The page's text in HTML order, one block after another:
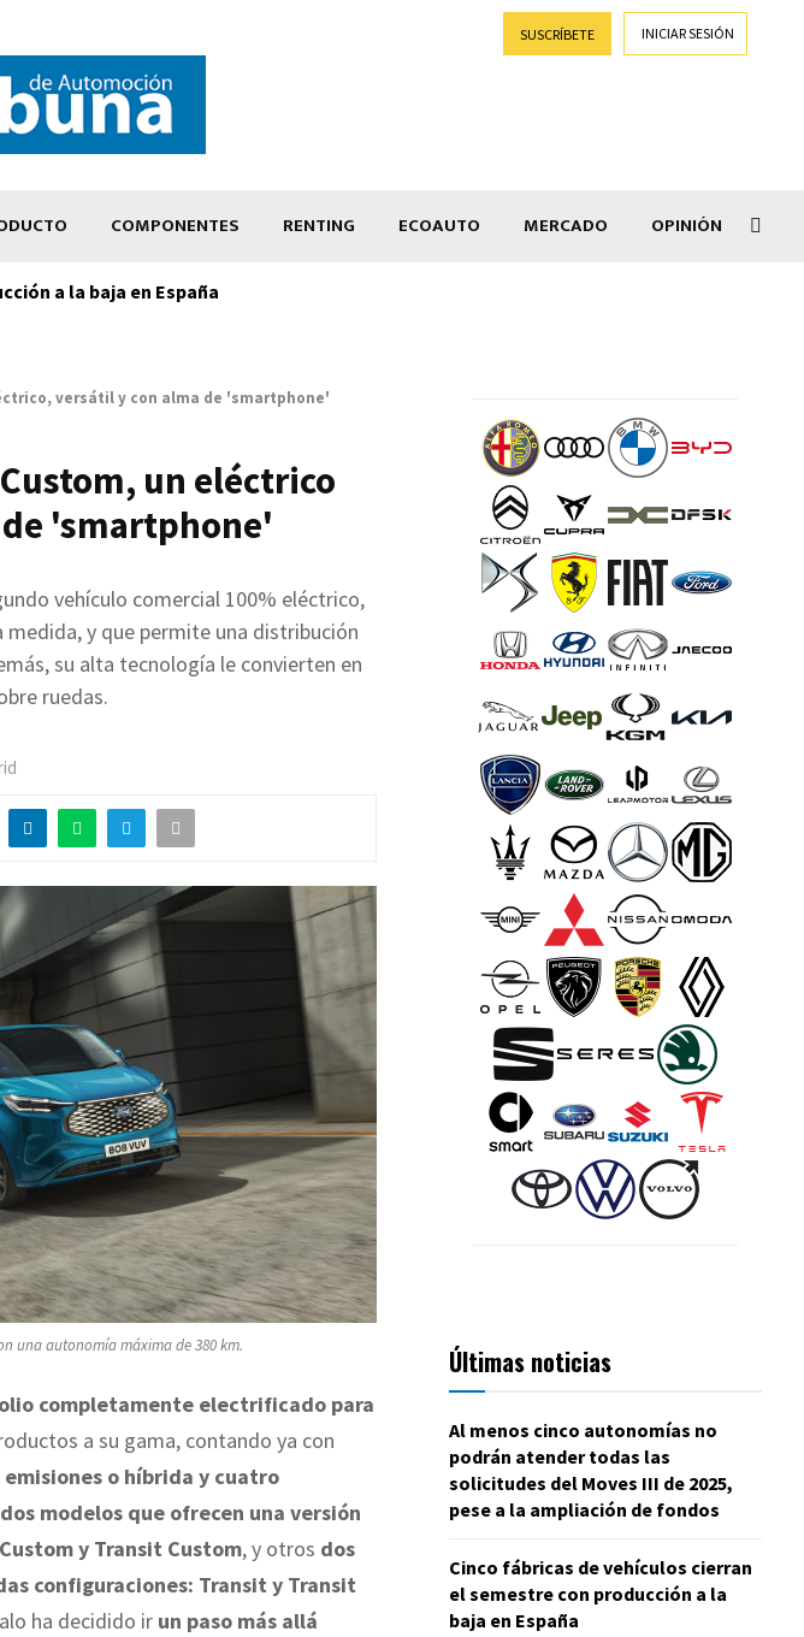
SUSCRÍBETE INICIAR SESIÓN
COMPONENTES RENTING ECOAUTO MERCADO OPINIÓN
a la baja en España
versátil y con alma de 'smartphone'
un eléctrico
'smartphone'
vehículo comercial 100% eléctrico,
y que permite una distribución
su alta tecnología le convierten en
ruedas.
una autonomía máxima de 380 km.
completamente electrificado para
a su gama, contando ya con
o híbrida y cuatro
dos modelos que ofrecen una versión
y Transit Custom, y otros dos
configuraciones: Transit y Transit
ha decidido ir un paso más allá
Últimas noticias
Al menos cinco autonomías no
podrán atender todas las
solicitudes del Moves III de 2025,
pese a la ampliación de fondos
Cinco fábricas de vehículos cierran
el semestre con producción a la
baja en España